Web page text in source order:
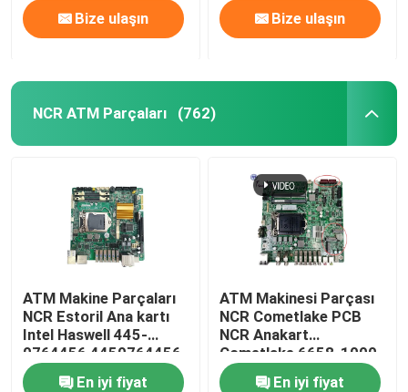
Bize ulaşın Bize ulaşın
NCR ATM Parçaları (762)
ATM Makine Parçaları
NCR Estoril Ana kartı
Intel Haswell 445-
0764456 4450764456
En iyi fiyat
ATM Makinesi Parçası
NCR Cometlake PCB
NCR Anakart
Cometlake 6658-1000-
8600
En iyi fiyat